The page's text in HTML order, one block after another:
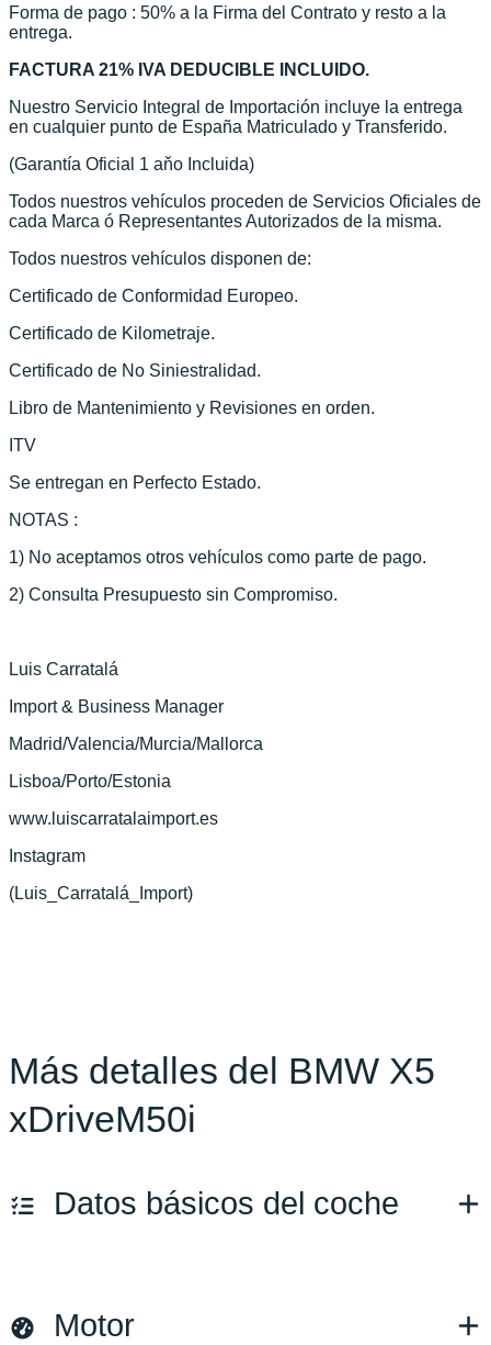
Forma de pago : 50% a la Firma del Contrato y resto a la
entrega.
FACTURA 21% IVA DEDUCIBLE INCLUIDO.
Nuestro Servicio Integral de Importación incluye la entrega
en cualquier punto de España Matriculado y Transferido.
(Garantía Oficial 1 aňo Incluida)
Todos nuestros vehículos proceden de Servicios Oficiales de
cada Marca ó Representantes Autorizados de la misma.
Todos nuestros vehículos disponen de:
Certificado de Conformidad Europeo.
Certificado de Kilometraje.
Certificado de No Siniestralidad.
Libro de Mantenimiento y Revisiones en orden.
ITV
Se entregan en Perfecto Estado.
NOTAS :
1) No aceptamos otros vehículos como parte de pago.
2) Consulta Presupuesto sin Compromiso.
Luis Carratalá
Import & Business Manager
Madrid/Valencia/Murcia/Mallorca
Lisboa/Porto/Estonia
www.luiscarratalaimport.es
Instagram
(Luis_Carratalá_Import)
Más detalles del BMW X5
xDriveM50i
Datos básicos del coche
Versión:No especificado
Motor